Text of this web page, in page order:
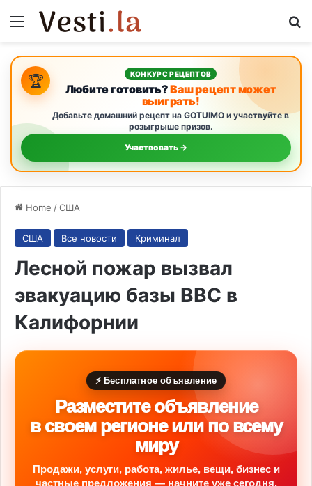
Menu
🏆 КОНКУРС РЕЦЕПТОВ
Любите готовить?Ваш рецепт может
выиграть!
Добавьте домашний рецепт на GOTUIMO и участвуйте в
розыгрыше призов.
Участвовать →
Home /США
США Все новости Криминал
Лесной пожар вызвал
эвакуацию базы ВВС в
Калифорнии
⚡ Бесплатное объявление
Разместите объявление
в своем регионе или по всему
миру
Продажи, услуги, работа, жилье, вещи, бизнес и
частные предложения — начните уже сегодня.